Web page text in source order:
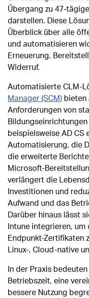
Übergang zu 47-
darstellen. Diese
Überblick über alle
und automatisieren
Erneuerung,
Widerruf.
Automatisierte CLM-
Manager (SCM) bieten
Anforderungen von
beispielsweise AD CS
Automatisierung, die
die erweiterte
Microsoft-
verlängert die
Investitionen und
Aufwand und das
Darüber hinaus lässt
Intune integrieren,
Endpunkt-Zertifikaten
Linux-, Cloud-native
In der Praxis
Betriebszeit, eine
bessere Nutzung